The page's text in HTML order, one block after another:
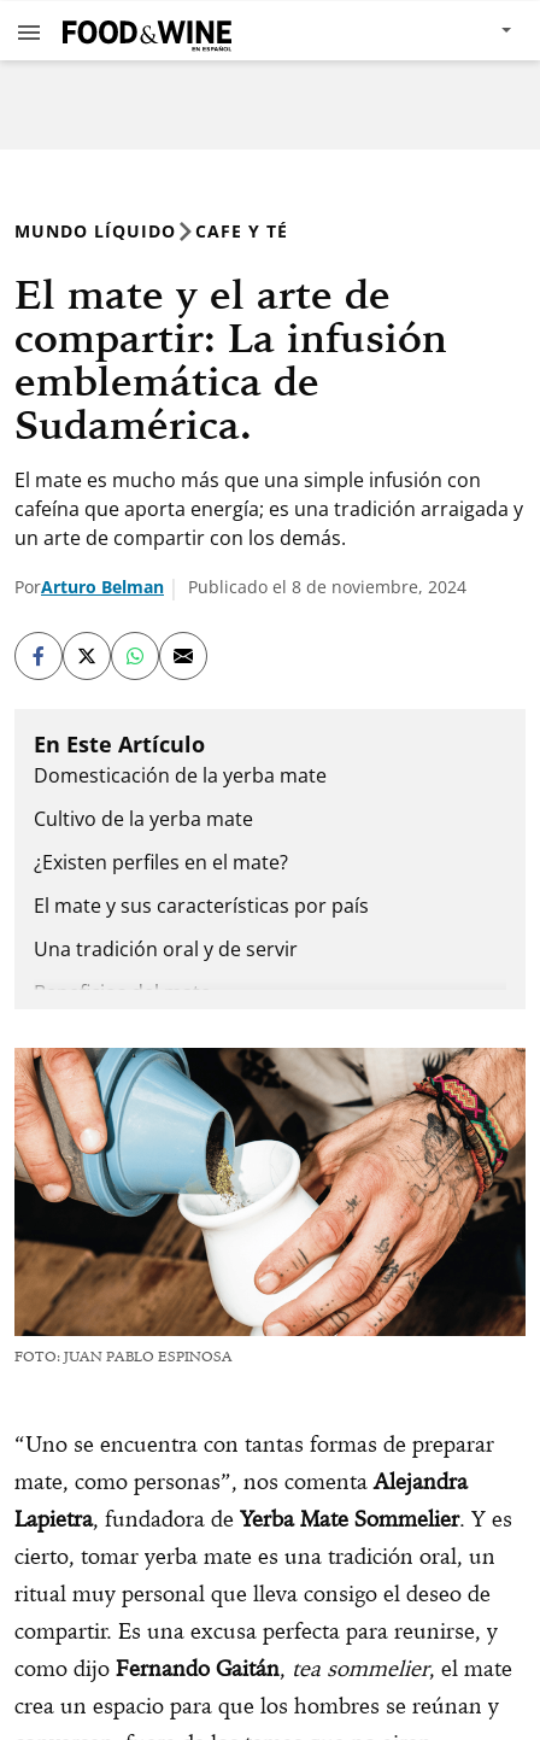
MUNDO LÍQUIDO CAFE Y TÉ
El mate y el arte de
compartir: La infusión
emblemática de
Sudamérica.
El mate es mucho más que una simple infusión con
cafeína que aporta energía; es una tradición arraigada y
un arte de compartir con los demás.
PorArturo Belman Publicado el 8 de noviembre, 2024
Domesticación de la yerba mate
Cultivo de la yerba mate
¿Existen perfiles en el mate?
El mate y sus características por país
Una tradición oral y de servir
Beneficios del mate
FOTO: JUAN PABLO ESPINOSA
“Uno se encuentra con tantas formas de preparar
mate, como personas”, nos comentaAlejandra
Lapietra, fundadora de Yerba Mate Sommelier. Y es
cierto, tomar yerba mate es una tradición oral, un
ritual muy personal que lleva consigo el deseo de
compartir. Es una excusa perfecta para reunirse, y
como dijo Fernando Gaitán, tea sommelier, el mate
crea un espacio para que los hombres se reúnan y